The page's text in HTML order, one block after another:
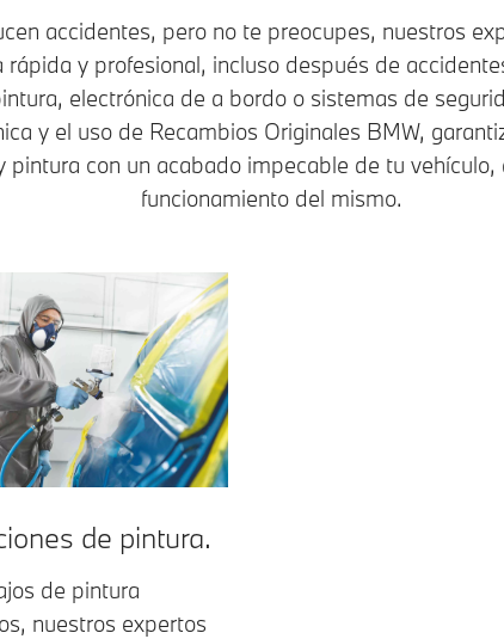
accidentes, pero no te preocupes, nuestros
y profesional, incluso después de
electrónica de a bordo o sistemas de
y el uso de Recambios Originales BMW,
pintura con un acabado impecable de tu
funcionamiento del mismo.
de pintura.
de pintura
nuestros expertos